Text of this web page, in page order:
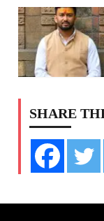
SHARE